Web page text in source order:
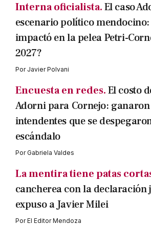
Interna oficialista.El caso
escenario político mendocino:
impactó en la pelea Petri-
2027?
Por Javier Polvani
Encuesta en redes.El costo
Adorni para Cornejo:
intendentes que se
escándalo
PorGabriela Valdes
La mentira tiene patas
cancherea con la declaración
expuso a Javier Milei
PorEl Editor Mendoza